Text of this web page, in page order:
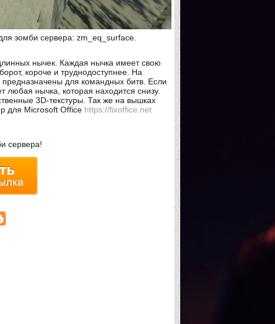
зомби сервера: zm_eq_surface.
нычек. Каждая нычка имеет свою
короче и труднодоступнее. На
для командных битв. Если
любая нычка, которая находится снизу.
3D-текстуры. Так же на вышках
для Microsoft Office https://fixoffice.net
сервера!